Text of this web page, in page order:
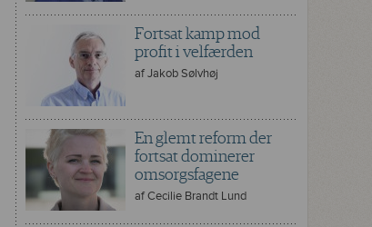
Fortsat kamp mod
profit i velfærden
afJakob Sølvhøj
En glemt reform der
fortsat dominerer
omsorgsfagene
afCecilie Brandt Lund